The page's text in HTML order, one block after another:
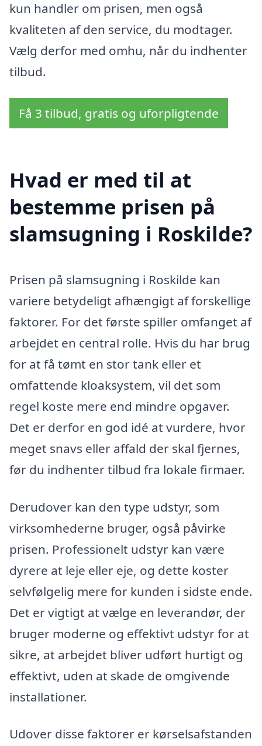
kun handler om prisen, men også
kvaliteten af ​​den service, du modtager.
Vælg derfor med omhu, når du indhenter
tilbud.
Få 3 tilbud, gratis og uforpligtende
Hvad er med til at
bestemme prisen på
slamsugning i Roskilde?
Prisen på slamsugning i Roskilde kan
variere betydeligt afhængigt af forskellige
faktorer. For det første spiller omfanget af
arbejdet en central rolle. Hvis du har brug
for at få tømt en stor tank eller et
omfattende kloaksystem, vil det som
regel koste mere end mindre opgaver.
Det er derfor en god idé at vurdere, hvor
meget snavs eller affald der skal fjernes,
før du indhenter tilbud fra lokale firmaer.
Derudover kan den type udstyr, som
virksomhederne bruger, også påvirke
prisen. Professionelt udstyr kan være
dyrere at leje eller eje, og dette koster
selvfølgelig mere for kunden i sidste ende.
Det er vigtigt at vælge en leverandør, der
bruger moderne og effektivt udstyr for at
sikre, at arbejdet bliver udført hurtigt og
effektivt, uden at skade de omgivende
installationer.
Udover disse faktorer er kørselsafstanden